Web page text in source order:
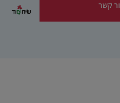
קשר